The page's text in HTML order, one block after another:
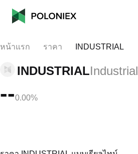
หน้าแรก ราคา INDUSTRIAL
INDUSTRIALIndustrial
--0.00%